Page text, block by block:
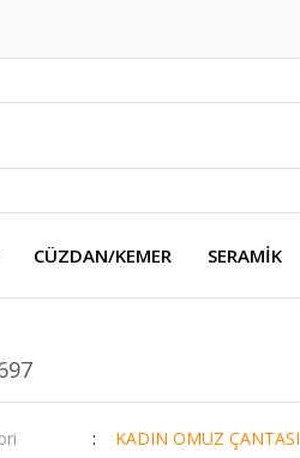
CÜZDAN/KEMER SERAMİK
KADIN OMUZ ÇANTASI